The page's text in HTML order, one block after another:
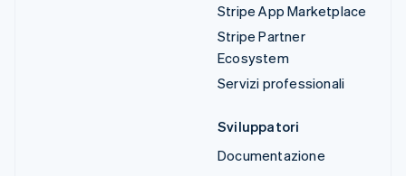
Stripe App Marketplace
Stripe Partner
Ecosystem
Servizi professionali
Sviluppatori
Documentazione